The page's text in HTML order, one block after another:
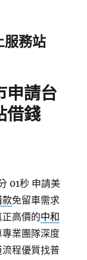
服務站
申請台
借錢
01秒 申請美
款免留車需求
高價的中和
業團隊深度
流程優質找普